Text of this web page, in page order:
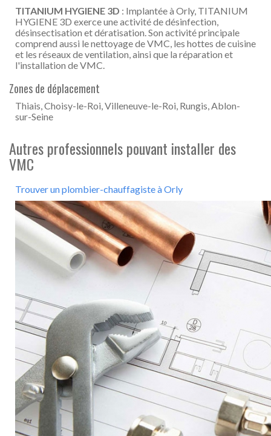
TITANIUM HYGIENE 3D : Implantée à Orly, TITANIUM
HYGIENE 3D exerce une activité de désinfection,
désinsectisation et dératisation. Son activité principale
comprend aussi le nettoyage de VMC, les hottes de cuisine
et les réseaux de ventilation, ainsi que la réparation et
l'installation de VMC.
Zones de déplacement
Thiais, Choisy-le-Roi, Villeneuve-le-Roi, Rungis, Ablon-
sur-Seine
Autres professionnels pouvant installer des
VMC
Trouver un plombier-chauffagiste à Orly